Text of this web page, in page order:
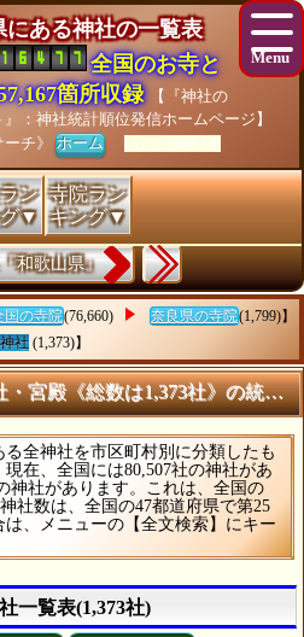
にある神社の一覧表
全国のお寺と
箇所収録
【『神社の
：神社統計順位発信ホームページ】
ーチ》ホーム [As of 26/08/10]
ン
グ▼
寺院ラン
キング▼
和歌山県』
国の寺院(76,660) 奈良県の寺院(1,799)】
社 (1,373)】
・宮殿《総数は1,373社》の統計
全神社を市区町村別に分類したも
在、全国には80,507社の神社があ
神社があります。これは、全国の
社数は、全国の47都道府県で第25
、メニューの【全文検索】にキー
一覧表(1,373社)